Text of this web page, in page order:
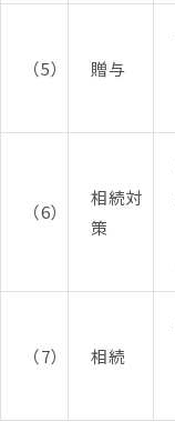
（5） 贈与
（6）
相続対
策
（7） 相続